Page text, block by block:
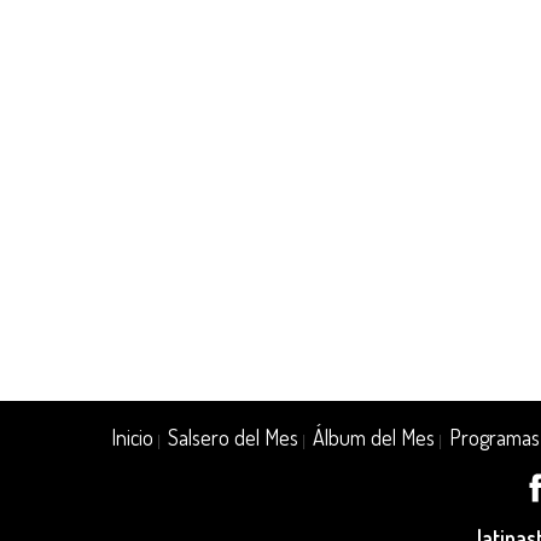
Inicio |Salsero del Mes |Álbum del Mes Programas